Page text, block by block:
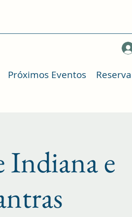
Próximos Eventos
Indiana e